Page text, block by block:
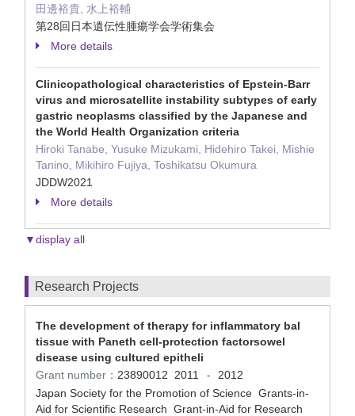
田邊裕貴, 水上裕輔
第28回日本遺伝性腫瘍学会学術集会
More details
Clinicopathological characteristics of Epstein-Barr
virus and microsatellite instability subtypes of early
gastric neoplasms classified by the Japanese and
the World Health Organization criteria
Hiroki Tanabe, Yusuke Mizukami, Hidehiro Takei, Mishie
Tanino, Mikihiro Fujiya, Toshikatsu Okumura
JDDW2021
More details
▼display all
Research Projects
The development of therapy for inflammatory bal
tissue with Paneth cell-protection factorsowel
disease using cultured epitheli
Grant number： 23890012 2011 -
2012
Japan Society for the Promotion of Science Grants-in-
Aid for Scientific Research Grant-in-Aid for Research